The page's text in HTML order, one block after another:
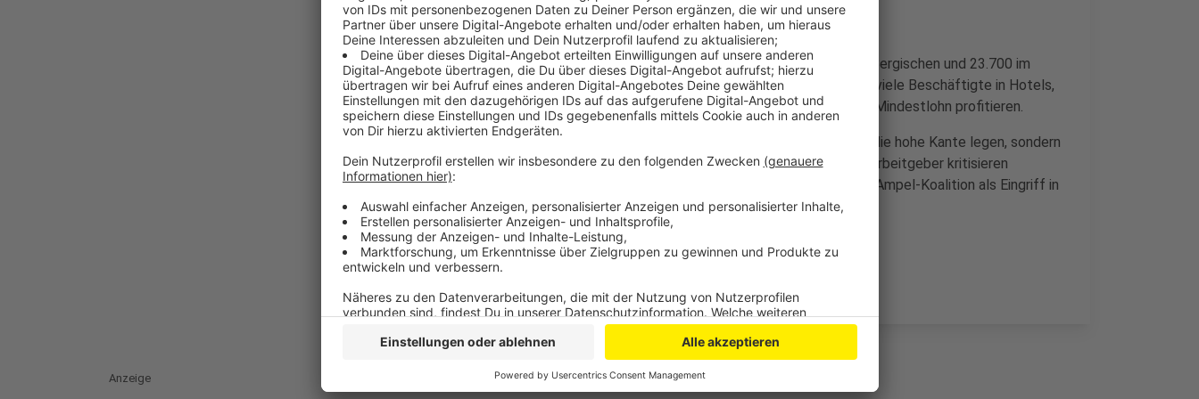
Laut NGG verdienen zurzeit rund 24.000 Menschen im Rheinisch-Bergischen und 23.700 im
Oberbergischen weniger als 12 Euro pro Stunde. Unter ihnen sind viele Beschäftigte in Hotels,
Gaststätten, Bäckereien und Fleischereien, die von dem höheren Mindestlohn profitieren.
Die NGG geht davon aus, dass sie das zusätzliche Geld nicht auf die hohe Kante legen, sondern
ausgeben werden – und damit die regionale Wirtschaft stärken. Arbeitgeber kritisieren
dagegen den höheren Mindestlohn: Sie bezeichnen die Pläne der Ampel-Koalition als Eingriff in
die Tarifautonomie.
Anzeige
Anzeige